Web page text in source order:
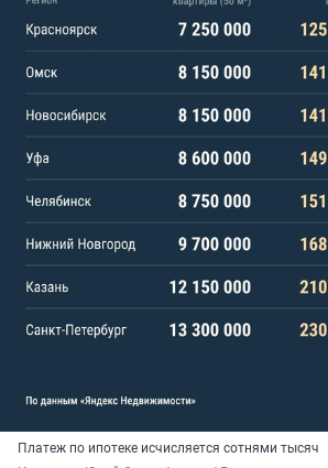
Платеж по ипотеке исчисляется сотнями тысяч